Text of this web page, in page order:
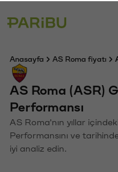
Anasayfa AS Roma fiyatı
AS Roma (ASR)
Performansı
AS Roma'nın yıllar
Performansını ve
iyi analiz edin.